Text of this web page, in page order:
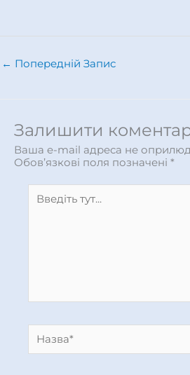
← Попередній Запис
Залишити
Ваша e-mail адреса не
Обов’язкові поля позначені *
тут...